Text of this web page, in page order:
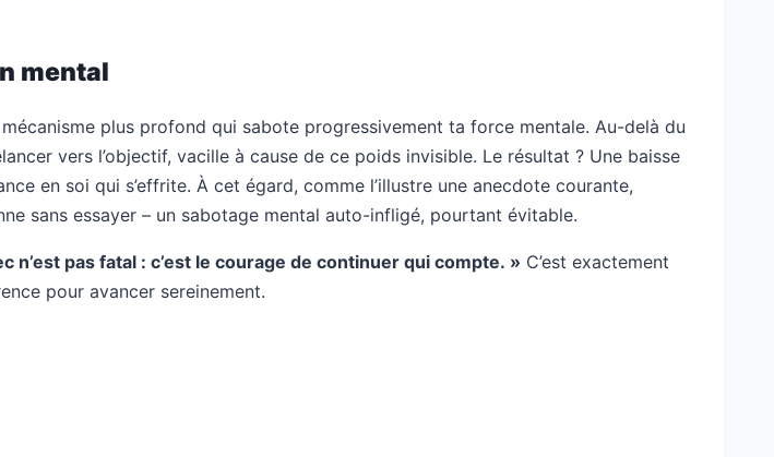
mental
plus profond qui sabote progressivement ta force mentale. Au-delà du
vers l’objectif, vacille à cause de ce poids invisible. Le résultat ? Une baisse
en soi qui s’effrite. À cet égard, comme l’illustre une anecdote courante,
sans essayer – un sabotage mental auto-infligé, pourtant évitable.
n’est pas fatal : c’est le courage de continuer qui compte. » C’est exactement
pour avancer sereinement.